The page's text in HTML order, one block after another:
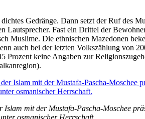
Gedränge. Dann setzt der Ruf des
Lautsprecher. Fast ein Drittel der
Muslime. Die ethnischen Mazedonen
auch bei der letzten Volkszählung von
Prozent keine Angaben zur
Islam mit der Mustafa-Pascha-Moschee